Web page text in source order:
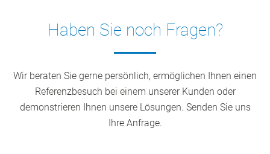
Haben Sie noch Fragen?
Wir beraten Sie gerne persönlich, ermöglichen Ihnen einen
Referenzbesuch bei einem unserer Kunden oder
demonstrieren Ihnen unsere Lösungen. Senden Sie uns
Ihre Anfrage.